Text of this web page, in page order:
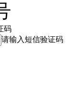
码
请输入短信验证码